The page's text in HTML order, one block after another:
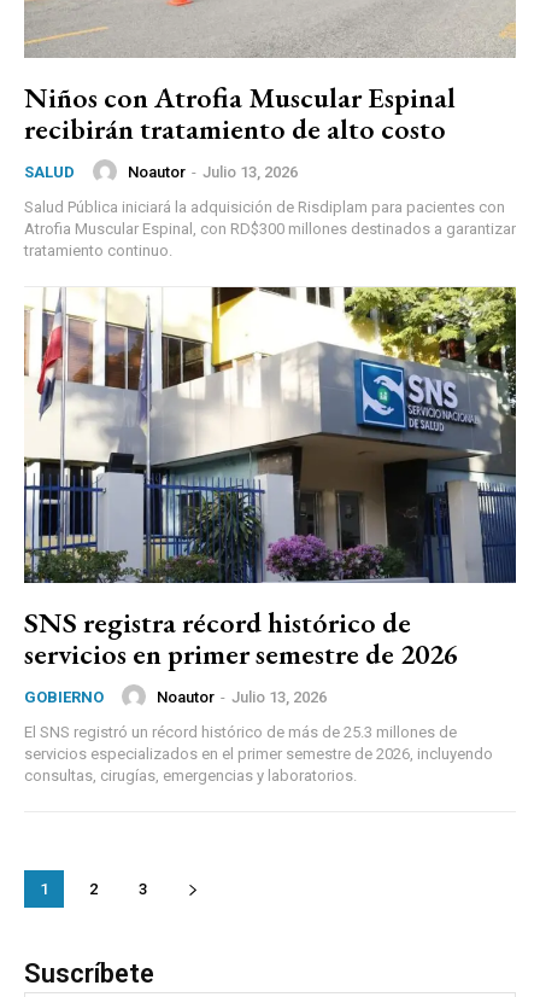
Niños con Atrofia Muscular Espinal
recibirán tratamiento de alto costo
SALUD Noautor - Julio 13, 2026
Salud Pública iniciará la adquisición de Risdiplam para pacientes con
Atrofia Muscular Espinal, con RD$300 millones destinados a garantizar
tratamiento continuo.
SNS registra récord histórico de
servicios en primer semestre de 2026
GOBIERNO Noautor - Julio 13, 2026
El SNS registró un récord histórico de más de 25.3 millones de
servicios especializados en el primer semestre de 2026, incluyendo
consultas, cirugías, emergencias y laboratorios.
1 2 3
Suscríbete